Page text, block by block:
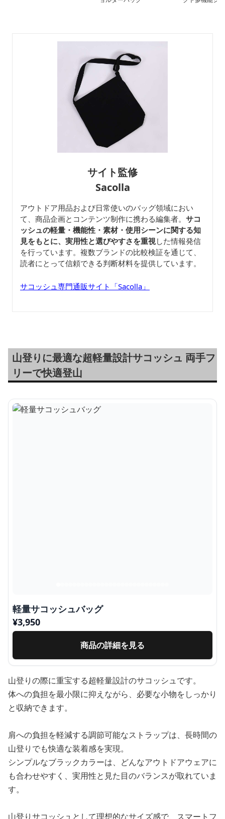
サイト監修
Sacolla
アウトドア用品および日常使いのバッグ領域におい
て、商品企画とコンテンツ制作に携わる編集者。 サコ
ッシュの軽量・機能性・素材・使用シーンに関する知
見をもとに、実用性と選びやすさを重視した情報発信
を行っています。複数ブランドの比較検証を通じて、
読者にとって信頼できる判断材料を提供しています。
サコッシュ専門通販サイト「Sacolla」
山登りに最適な超軽量設計サコッシュ 両手フ
リーで快適登山
軽量サコッシュバッグ
¥3,950
商品の詳細を見る
山登りの際に重宝する超軽量設計のサコッシュです。
体への負担を最小限に抑えながら、必要な小物をしっかり
と収納できます。
肩への負担を軽減する調節可能なストラップは、長時間の
山登りでも快適な装着感を実現。
シンプルなブラックカラーは、どんなアウトドアウェアに
も合わせやすく、実用性と見た目のバランスが取れていま
す。
山登りサコッシュとして理想的なサイズ感で、スマートフ